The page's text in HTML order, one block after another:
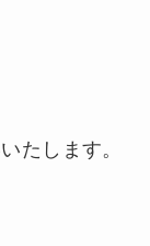
たします。